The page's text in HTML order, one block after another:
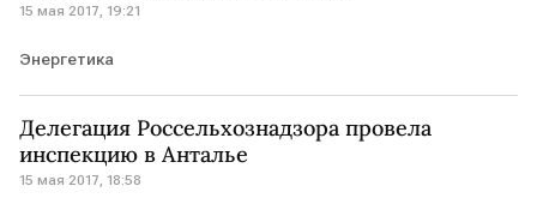
15 мая 2017, 19:21
Энергетика
Делегация Россельхознадзора провела
инспекцию в Анталье
15 мая 2017, 18:58